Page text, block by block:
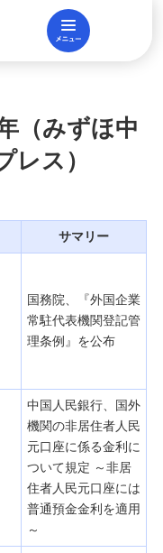
（みずほ中
レス）
サマリー
国務院、『外国企業
常駐代表機関登記管
理条例』を公布
中国人民銀行、国外
機関の非居住者人民
元口座に係る金利に
ついて規定 ～非居
住者人民元口座には
普通預金金利を適用
～